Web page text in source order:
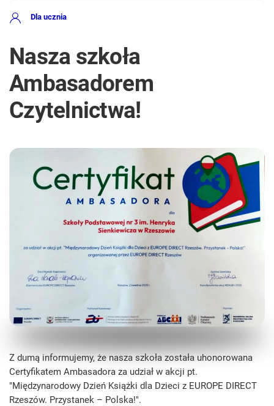
Dla ucznia
Nasza szkoła
Ambasadorem
Czytelnictwa!
Z dumą informujemy, że nasza szkoła została uhonorowana
Certyfikatem Ambasadora za udział w akcji pt.
"Międzynarodowy Dzień Książki dla Dzieci z EUROPE DIRECT
Rzeszów. Przystanek – Polska!".